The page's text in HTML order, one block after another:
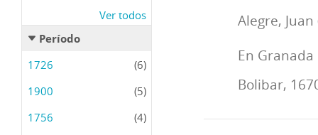
Ver todos
Período
1726
(6)
1900
(5)
1756
(4)
Alegre, Juan
En
Bolibar,